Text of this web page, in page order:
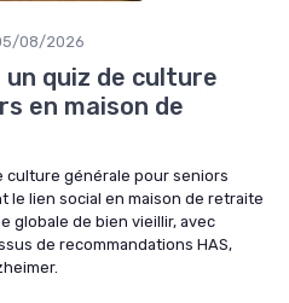
08/2026
quiz de culture
en maison de
culture générale pour seniors
le lien social en maison de retraite
globale de bien vieillir, avec
de recommandations HAS,